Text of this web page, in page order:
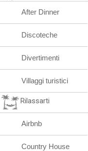
After Dinner
Discoteche
Divertimenti
Villaggi turistici
Rilassarti
Airbnb
Country House